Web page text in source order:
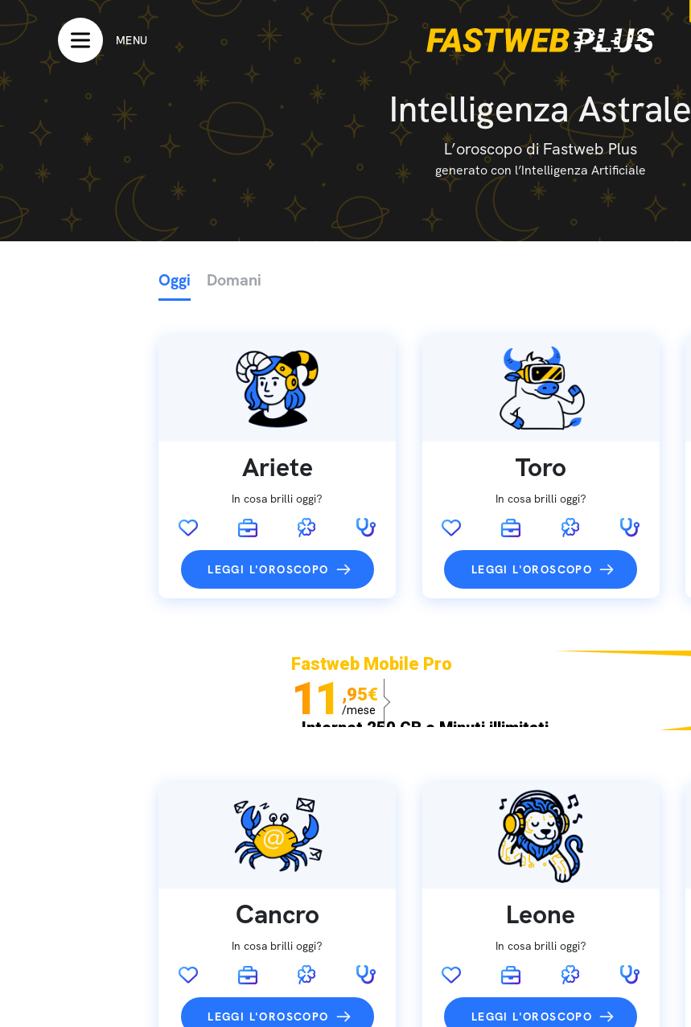
MENU
Intelligenza Astrale
L’oroscopo di Fastweb Plus
generato con l’Intelligenza Artificiale
Oggi Domani
Ariete
In cosa brilli oggi?
LEGGI L'OROSCOPO
Toro
In cosa brilli oggi?
LEGGI L'OROSCOPO
Fastweb Mobile Pro
11 ,95€
/mese
Internet 250 GB e Minuti illimitati
Cancro
In cosa brilli oggi?
LEGGI L'OROSCOPO
Leone
In cosa brilli oggi?
LEGGI L'OROSCOPO